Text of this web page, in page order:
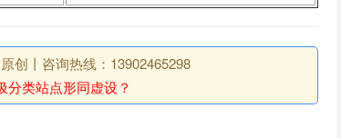
创丨咨询热线：13902465298
分类站点形同虚设？